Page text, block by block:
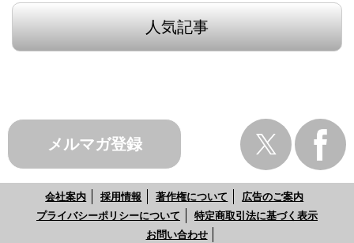
人気記事
メルマガ登録
会社案内 採用情報 著作権について
広告のご案内
プライバシーポリシーについて
特定商取引法に基づく表示
お問い合わせ